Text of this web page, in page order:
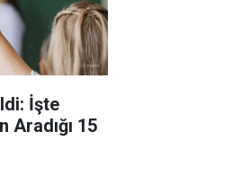
İşte
Aradığı 15